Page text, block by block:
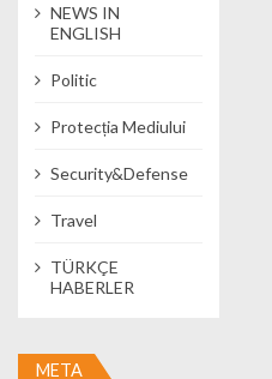
NEWS IN
ENGLISH
Politic
Protecția Mediului
Security&Defense
Travel
TÜRKÇE
HABERLER
META